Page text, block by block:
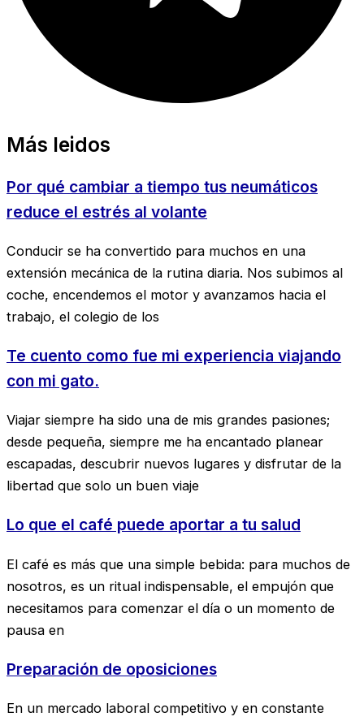
Más leidos
Por qué cambiar a tiempo tus neumáticos
reduce el estrés al volante
Conducir se ha convertido para muchos en una
extensión mecánica de la rutina diaria. Nos subimos al
coche, encendemos el motor y avanzamos hacia el
trabajo, el colegio de los
Te cuento como fue mi experiencia viajando
con mi gato.
Viajar siempre ha sido una de mis grandes pasiones;
desde pequeña, siempre me ha encantado planear
escapadas, descubrir nuevos lugares y disfrutar de la
libertad que solo un buen viaje
Lo que el café puede aportar a tu salud
El café es más que una simple bebida: para muchos de
nosotros, es un ritual indispensable, el empujón que
necesitamos para comenzar el día o un momento de
pausa en
Preparación de oposiciones
En un mercado laboral competitivo y en constante